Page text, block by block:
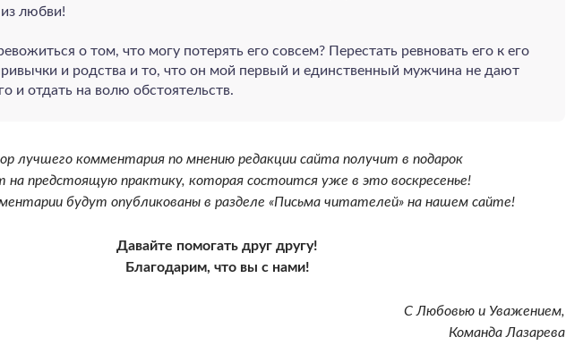
любви!
о том, что могу потерять его совсем? Перестать ревновать его к его
и родства и то, что он мой первый и единственный мужчина не дают
и отдать на волю обстоятельств.
лучшего комментария по мнению редакции сайта получит в подарок
на предстоящую практику, которая состоится уже в это воскресенье!
будут опубликованы в разделе «Письма читателей» на нашем сайте!
Давайте помогать друг другу!
Благодарим, что вы с нами!
С Любовью и Уважением,
Команда Лазарева